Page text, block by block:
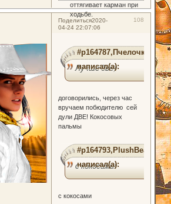
оттягивает карман при
ходьбе.
Поделиться 108
2020-
04-24 22:07:06
#p164787,Пчелочка
написал(а):
Лучше две)
договорились, через час
вручаем побюдителю сей
дули ДВЕ! Кокосовых
пальмы
#p164793,PlushBear
написал(а):
с кокосами!
с кокосами